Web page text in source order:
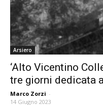
Arsiero
‘Alto Vicentino
tre giorni dedicata
Marco Zorzi -
14 Giugno 2023